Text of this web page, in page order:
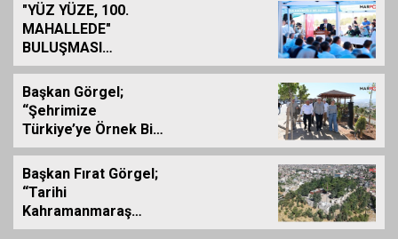
"YÜZ YÜZE, 100.
MAHALLEDE"
BULUŞMASI
GÜZELYURT
MAHALLESİ'NDE
GERÇEKLEŞTİRİLDİ
Başkan Görgel;
“Şehrimize
Türkiye’ye Örnek Bir
Çevre Projesi
Kazandırdık”
Başkan Fırat Görgel;
“Tarihi
Kahramanmaraş
Kalemizde